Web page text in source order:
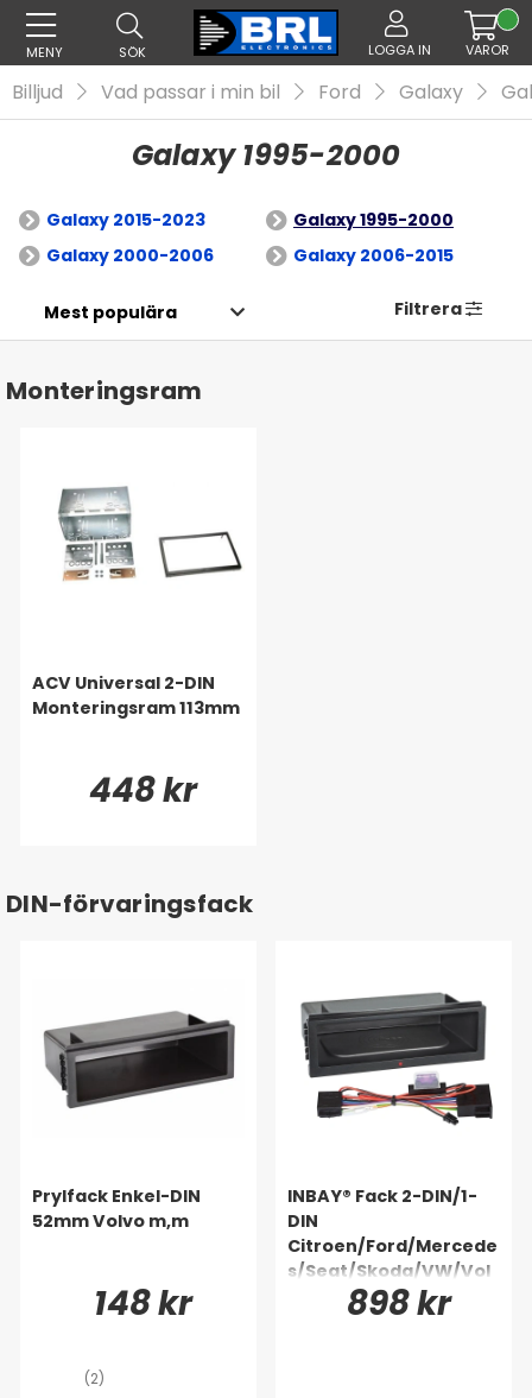
MENY SÖK LOGGA IN VAROR
Billjud Vad passar i min bil Ford Galaxy
Galaxy 1995-2000
Galaxy 2015-2023
Galaxy 1995-2000
Galaxy 2000-2006
Galaxy 2006-2015
Filtrera
Monteringsram
ACV Universal 2-DIN
Monteringsram 113mm
448 kr
DIN-förvaringsfack
Prylfack Enkel-DIN
52mm Volvo m,m
148 kr
(2)
INBAY® Fack 2-DIN/1-
DIN
Citroen/Ford/Mercede
s/Seat/Skoda/VW/Vol
898 kr